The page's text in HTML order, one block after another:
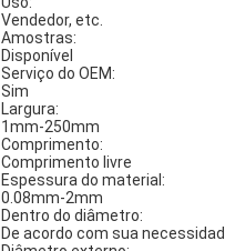
Vendedor, etc.
Amostras:
Disponível
Serviço do OEM:
Sim
Largura:
1mm-250mm
Comprimento:
Comprimento livre
Espessura do material:
0.08mm-2mm
Dentro do diâmetro:
De acordo com sua